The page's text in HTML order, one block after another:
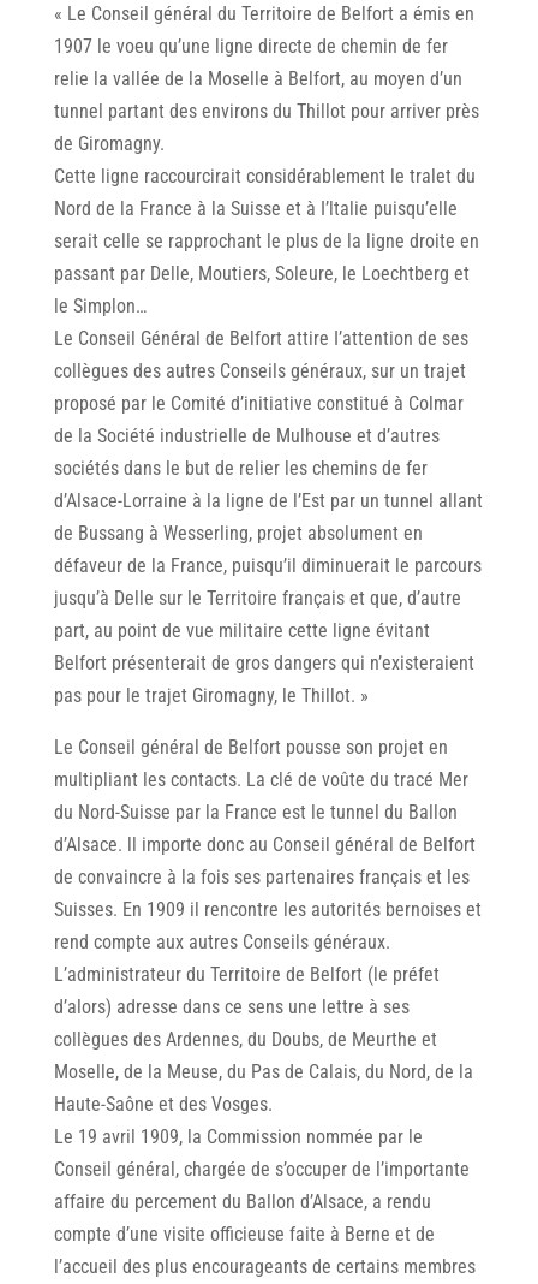
« Le Conseil général du Territoire de Belfort a émis en
1907 le voeu qu’une ligne directe de chemin de fer
relie la vallée de la Moselle à Belfort, au moyen d’un
tunnel partant des environs du Thillot pour arriver près
de Giromagny.
Cette ligne raccourcirait considérablement le tralet du
Nord de la France à la Suisse et à I’ltalie puisqu’elle
serait celle se rapprochant le plus de la ligne droite en
passant par Delle, Moutiers, Soleure, le Loechtberg et
le Simplon…
Le Conseil Général de Belfort attire I’attention de ses
collègues des autres Conseils généraux, sur un trajet
proposé par le Comité d’initiative constitué à Colmar
de la Société industrielle de Mulhouse et d’autres
sociétés dans le but de relier les chemins de fer
d’Alsace-Lorraine à la ligne de l’Est par un tunnel allant
de Bussang à Wesserling, projet absolument en
défaveur de la France, puisqu’il diminuerait le parcours
jusqu’à Delle sur le Territoire français et que, d’autre
part, au point de vue militaire cette ligne évitant
Belfort présenterait de gros dangers qui n’existeraient
pas pour le trajet Giromagny, le Thillot. »
Le Conseil général de Belfort pousse son projet en
multipliant les contacts. La clé de voûte du tracé Mer
du Nord-Suisse par la France est le tunnel du Ballon
d’Alsace. ll importe donc au Conseil général de Belfort
de convaincre à la fois ses partenaires français et les
Suisses. En 1909 il rencontre les autorités bernoises et
rend compte aux autres Conseils généraux.
L’administrateur du Territoire de Belfort (le préfet
d’alors) adresse dans ce sens une lettre à ses
collègues des Ardennes, du Doubs, de Meurthe et
Moselle, de la Meuse, du Pas de Calais, du Nord, de la
Haute-Saône et des Vosges.
Le 19 avril 1909, la Commission nommée par le
Conseil général, chargée de s’occuper de l’importante
affaire du percement du Ballon d’Alsace, a rendu
compte d’une visite officieuse faite à Berne et de
l’accueil des plus encourageants de certains membres